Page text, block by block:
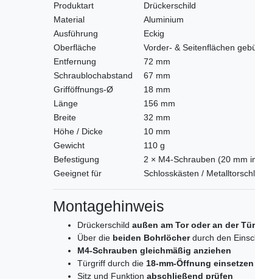
Produktart
Drückerschild
Material
Aluminium
Ausführung
Eckig
Oberfläche
Vorder- & Seitenflächen
Entfernung
72 mm
Schraublochabstand
67 mm
Grifföffnungs-Ø
18 mm
Länge
156 mm
Breite
32 mm
Höhe / Dicke
10 mm
Gewicht
110 g
Befestigung
2 × M4-Schrauben (20 mm
Geeignet für
Schlosskästen /
Montagehinweis
Drückerschild außen am Tor oder an der
Über die beiden Bohrlöcherdurch den
M4-Schrauben gleichmäßig anziehen
Türgriff durch die 18-mm-Öffnung einsetzen
Sitz und Funktion abschließend prüfen